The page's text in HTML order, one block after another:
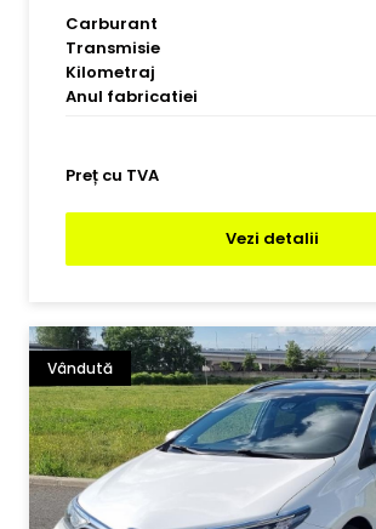
Carburant
Transmisie
Kilometraj
Anul fabricatiei
Preț cu TVA
Vezi detalii
Vândută